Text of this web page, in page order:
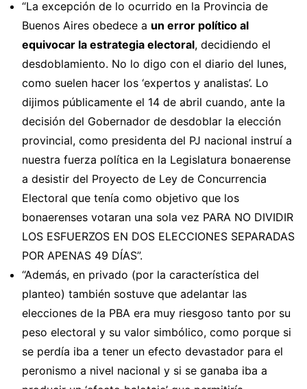
“La excepción de lo ocurrido en la Provincia de
Buenos Aires obedece a un error político al
equivocar la estrategia electoral, decidiendo el
desdoblamiento. No lo digo con el diario del lunes,
como suelen hacer los ‘expertos y analistas’. Lo
dijimos públicamente el 14 de abril cuando, ante la
decisión del Gobernador de desdoblar la elección
provincial, como presidenta del PJ nacional instruí a
nuestra fuerza política en la Legislatura bonaerense
a desistir del Proyecto de Ley de Concurrencia
Electoral que tenía como objetivo que los
bonaerenses votaran una sola vez PARA NO DIVIDIR
LOS ESFUERZOS EN DOS ELECCIONES SEPARADAS
POR APENAS 49 DÍAS”.
“Además, en privado (por la característica del
planteo) también sostuve que adelantar las
elecciones de la PBA era muy riesgoso tanto por su
peso electoral y su valor simbólico, como porque si
se perdía iba a tener un efecto devastador para el
peronismo a nivel nacional y si se ganaba iba a